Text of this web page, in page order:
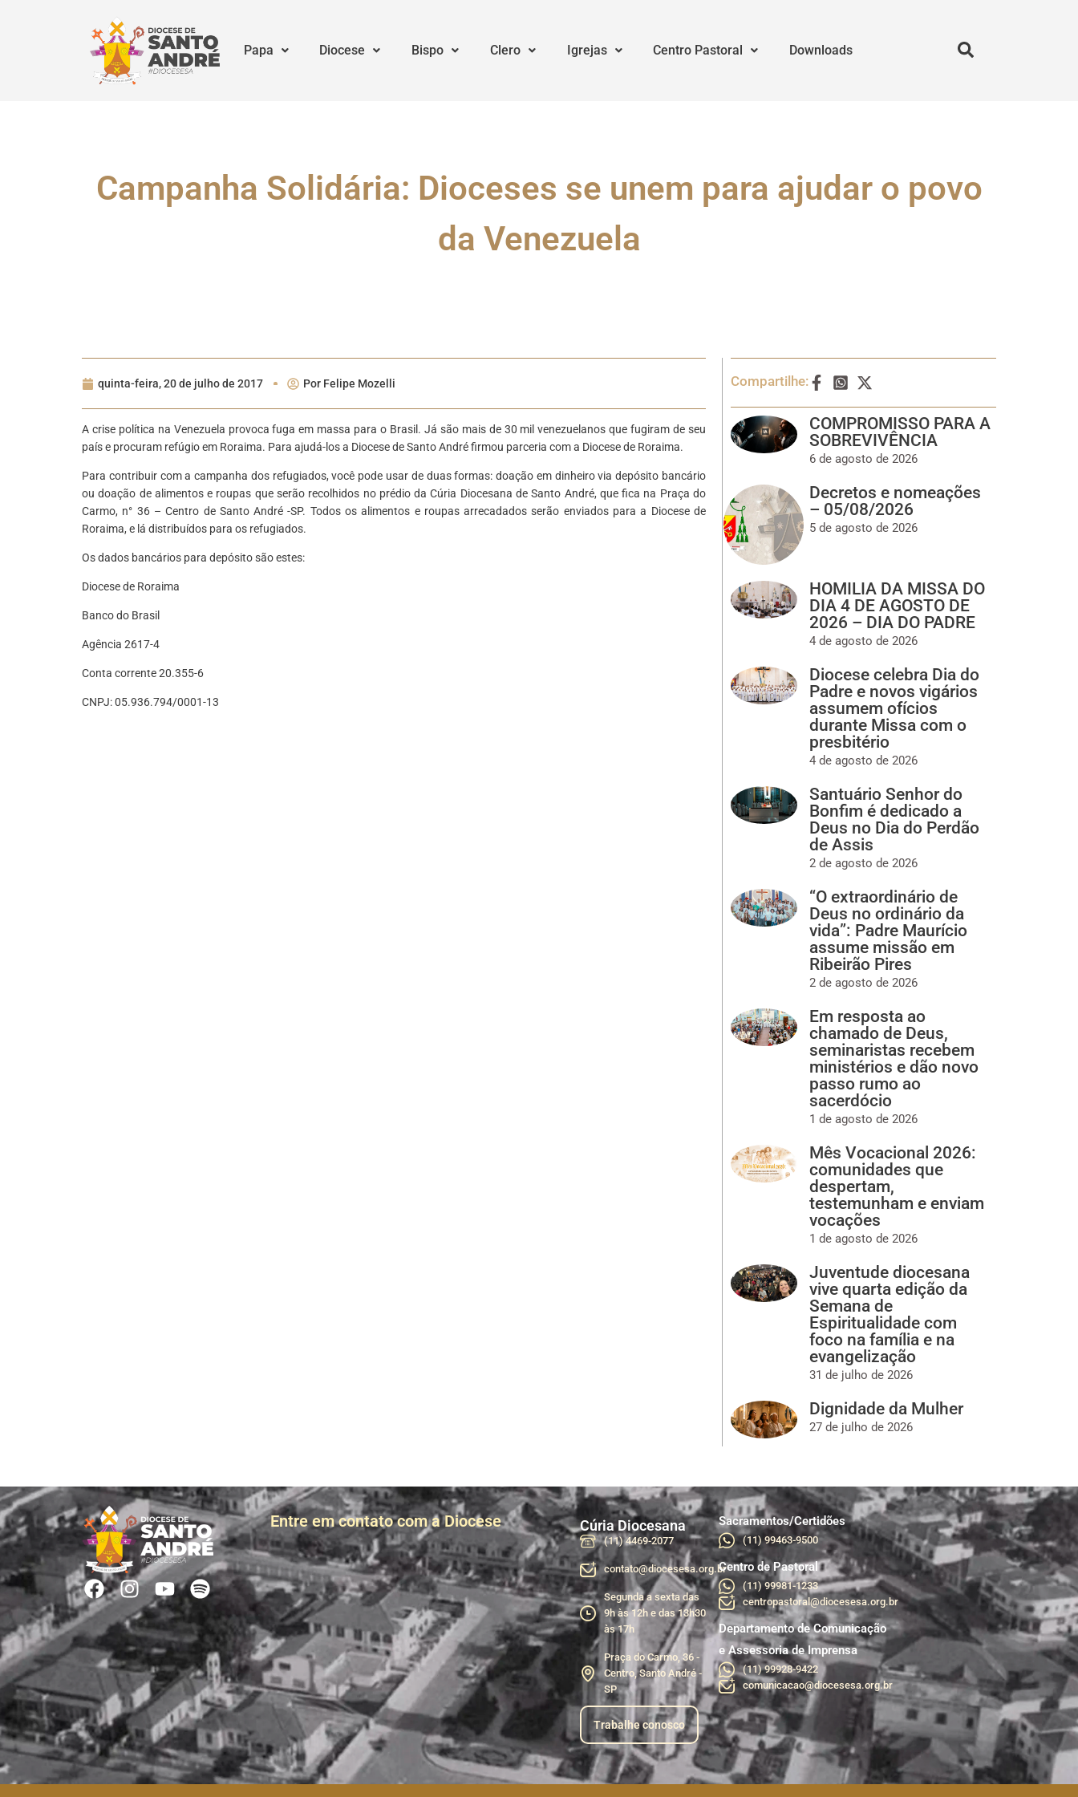
Papa Diocese Bispo Clero Igrejas Centro Pastoral Downloads
Campanha Solidária: Dioceses se unem para ajudar o povo
da Venezuela
quinta-feira, 20 de julho de 2017 Por Felipe Mozelli
A crise política na Venezuela provoca fuga em massa para o Brasil. Já são mais de 30 mil venezuelanos que fugiram de seu
país e procuram refúgio em Roraima. Para ajudá-los a Diocese de Santo André firmou parceria com a Diocese de Roraima.
Para contribuir com a campanha dos refugiados, você pode usar de duas formas: doação em dinheiro via depósito bancário
ou doação de alimentos e roupas que serão recolhidos no prédio da Cúria Diocesana de Santo André, que fica na Praça do
Carmo, n° 36 – Centro de Santo André -SP. Todos os alimentos e roupas arrecadados serão enviados para a Diocese de
Roraima, e lá distribuídos para os refugiados.
Os dados bancários para depósito são estes:
Diocese de Roraima
Banco do Brasil
Agência 2617-4
Conta corrente 20.355-6
CNPJ: 05.936.794/0001-13
Compartilhe:
COMPROMISSO PARA A
SOBREVIVÊNCIA
6 de agosto de 2026
Decretos e nomeações
– 05/08/2026
5 de agosto de 2026
HOMILIA DA MISSA DO
DIA 4 DE AGOSTO DE
2026 – DIA DO PADRE
4 de agosto de 2026
Diocese celebra Dia do
Padre e novos vigários
assumem ofícios
durante Missa com o
presbitério
4 de agosto de 2026
Santuário Senhor do
Bonfim é dedicado a
Deus no Dia do Perdão
de Assis
2 de agosto de 2026
“O extraordinário de
Deus no ordinário da
vida”: Padre Maurício
assume missão em
Ribeirão Pires
2 de agosto de 2026
Em resposta ao
chamado de Deus,
seminaristas recebem
ministérios e dão novo
passo rumo ao
sacerdócio
1 de agosto de 2026
Mês Vocacional 2026:
comunidades que
despertam,
testemunham e enviam
vocações
1 de agosto de 2026
Juventude diocesana
vive quarta edição da
Semana de
Espiritualidade com
foco na família e na
evangelização
31 de julho de 2026
Dignidade da Mulher
27 de julho de 2026
Entre em contato com a Diocese Cúria Diocesana
(11) 4469-2077
contato@diocesesa.org.br
Segunda a sexta das
9h às 12h e das 13h30
às 17h
Praça do Carmo, 36 -
Centro, Santo André -
SP
Trabalhe conosco
Sacramentos/Certidões
(11) 99463-9500
Centro de Pastoral
(11) 99981-1233
centropastoral@diocesesa.org.br
Departamento de Comunicação
e Assessoria de Imprensa
(11) 99928-9422
comunicacao@diocesesa.org.br